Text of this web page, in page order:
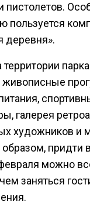
пистолетов.
пользуется
деревня».
территории парка
галерея
художников и
придти
можно
заняться